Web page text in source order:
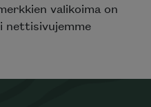
valikoima on
nettisivujemme